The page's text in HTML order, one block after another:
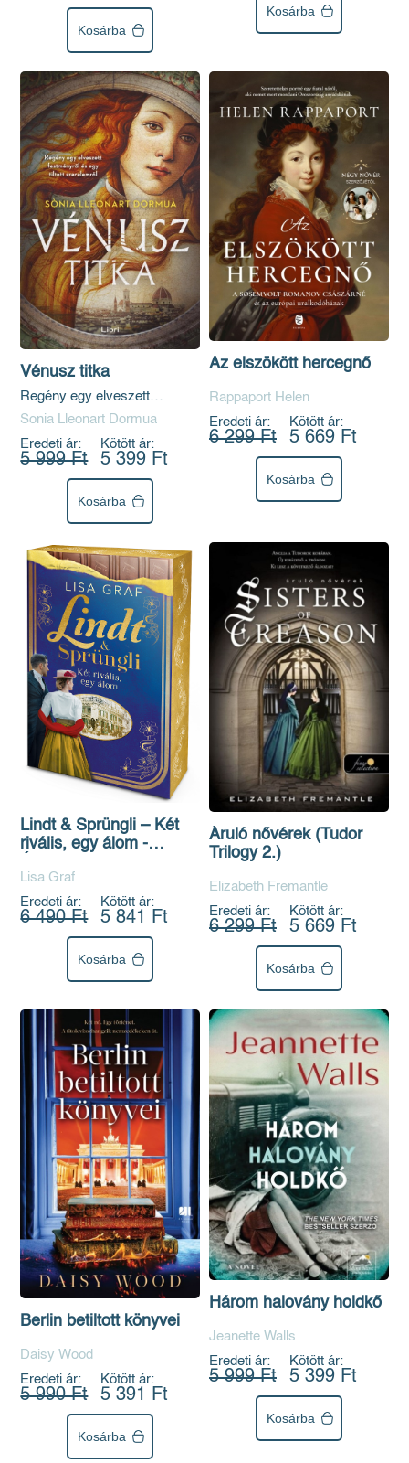
Kosárba
Kosárba
Vénusz titka
Regény egy elveszett
festményről és egy tiltott
Sonia Lleonart Dormua
Eredeti ár:
5 999 Ft
Kötött ár:
5 399 Ft
Kosárba
Az elszökött hercegnő
Rappaport Helen
Eredeti ár:
6 299 Ft
Kötött ár:
5 669 Ft
Kosárba
Lindt & Sprüngli – Két
rivális, egy álom -
Lisa Graf
Eredeti ár:
6 490 Ft
Kötött ár:
5 841 Ft
Kosárba
Áruló nővérek (Tudor
Trilogy 2.)
Elizabeth Fremantle
Eredeti ár:
6 299 Ft
Kötött ár:
5 669 Ft
Kosárba
Berlin betiltott könyvei
Daisy Wood
Eredeti ár:
5 990 Ft
Kötött ár:
5 391 Ft
Kosárba
Három halovány holdkő
Jeanette Walls
Eredeti ár:
5 999 Ft
Kötött ár:
5 399 Ft
Kosárba